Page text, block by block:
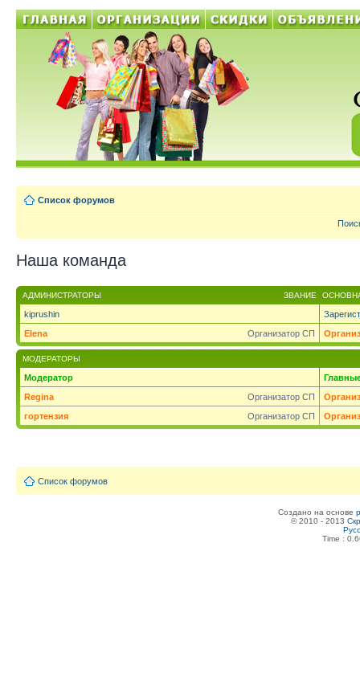
Список форумов
Наша команда
ЗВАНИЕ
АДМИНИСТРАТОРЫ
kiprushin
Организатор СП
Elena
МОДЕРАТОРЫ
Модератор
Организатор СП
Regina
Организатор СП
гортензия
Список форумов
Создано на основе
© 2010 - 2013
Time :